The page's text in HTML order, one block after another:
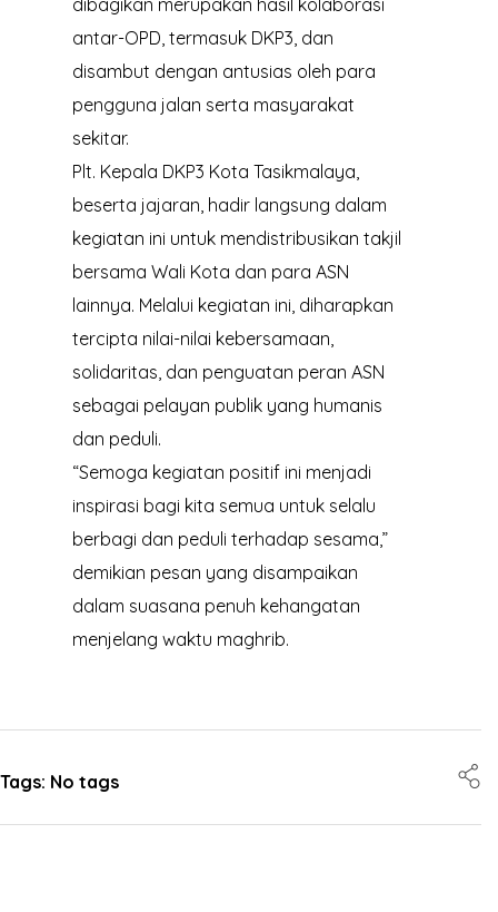
dibagikan merupakan hasil kolaborasi
antar-OPD, termasuk DKP3, dan
disambut dengan antusias oleh para
pengguna jalan serta masyarakat
sekitar.
Plt. Kepala DKP3 Kota Tasikmalaya,
beserta jajaran, hadir langsung dalam
kegiatan ini untuk mendistribusikan takjil
bersama Wali Kota dan para ASN
lainnya. Melalui kegiatan ini, diharapkan
tercipta nilai-nilai kebersamaan,
solidaritas, dan penguatan peran ASN
sebagai pelayan publik yang humanis
dan peduli.
“Semoga kegiatan positif ini menjadi
inspirasi bagi kita semua untuk selalu
berbagi dan peduli terhadap sesama,”
demikian pesan yang disampaikan
dalam suasana penuh kehangatan
menjelang waktu maghrib.
Tags: No tags